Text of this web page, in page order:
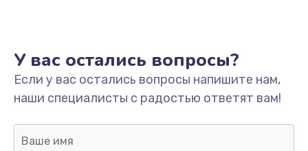
Замена системы охлаждения
1645 руб.
Заказать
У вас остались вопросы?
Если у вас остались вопросы напишите нам,
наши специалисты с радостью ответят вам!